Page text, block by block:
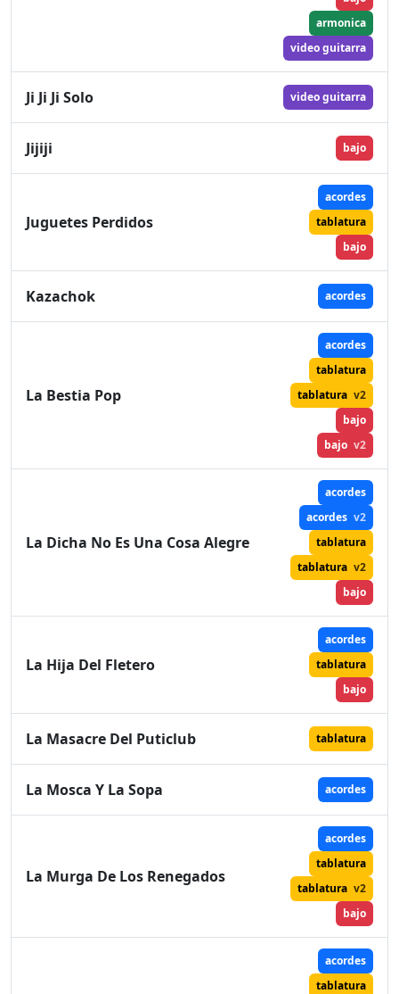
armonica
video guitarra
Ji Ji Ji Solo video guitarra
Jijiji bajo
Juguetes Perdidos
acordes
tablatura
bajo
Kazachok acordes
La Bestia Pop
acordes
tablatura
tablatura v2
bajo
bajo v2
La Dicha No Es Una Cosa Alegre
acordes
acordes v2
tablatura
tablatura v2
bajo
La Hija Del Fletero
acordes
tablatura
bajo
La Masacre Del Puticlub tablatura
La Mosca Y La Sopa acordes
La Murga De Los Renegados
acordes
tablatura
tablatura v2
bajo
acordes
tablatura